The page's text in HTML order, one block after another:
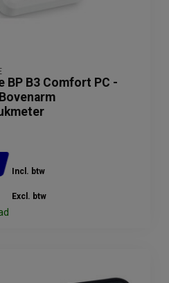
BP B3 Comfort PC -
Incl. btw
Excl. btw